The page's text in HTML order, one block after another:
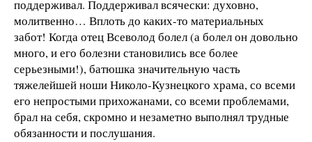
поддерживал. Поддерживал всячески: духовно,
молитвенно… Вплоть до каких-то материальных
забот! Когда отец Всеволод болел (а болел он довольно
много, и его болезни становились все более
серьезными!), батюшка значительную часть
тяжелейшей ноши Николо-Кузнецкого храма, со всеми
его непростыми прихожанами, со всеми проблемами,
брал на себя, скромно и незаметно выполнял трудные
обязанности и послушания.